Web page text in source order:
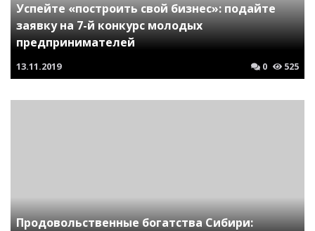
Успейте «построить свой бизнес»: подайте
заявку на 7-й конкурс молодых
предпринимателей
13.11.2019 0 525
Продовольственные богатства Сибири: